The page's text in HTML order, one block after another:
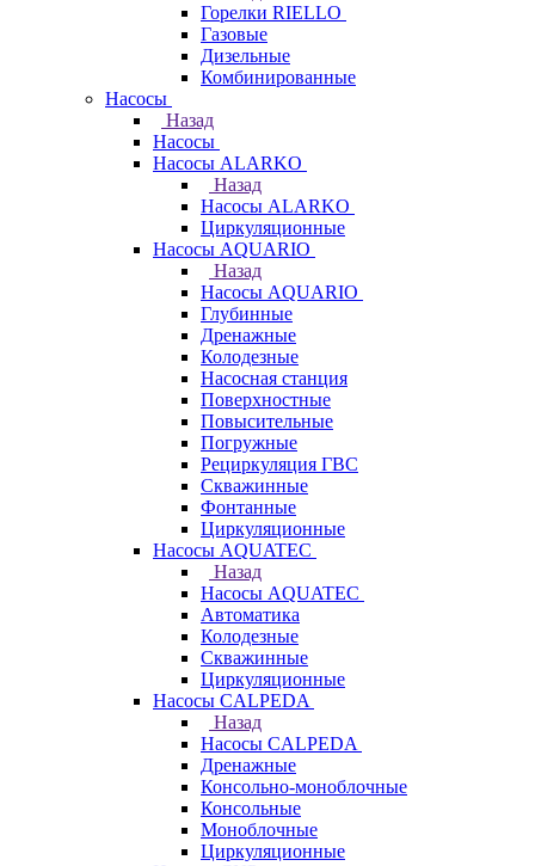
Горелки RIELLO
Газовые
Дизельные
Комбинированные
Насосы
Назад
Насосы
Насосы ALARKO
Назад
Насосы ALARKO
Циркуляционные
Насосы AQUARIO
Назад
Насосы AQUARIO
Глубинные
Дренажные
Колодезные
Насосная станция
Поверхностные
Повысительные
Погружные
Рециркуляция ГВС
Скважинные
Фонтанные
Циркуляционные
Насосы AQUATEC
Назад
Насосы AQUATEC
Автоматика
Колодезные
Скважинные
Циркуляционные
Насосы CALPEDA
Назад
Насосы CALPEDA
Дренажные
Консольно-моноблочные
Консольные
Моноблочные
Циркуляционные